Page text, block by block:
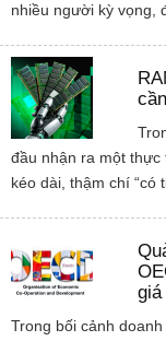
nhiều người kỳ vọng,
đầu nhận ra một thực
kéo dài, thậm chí “có
Trong bối cảnh